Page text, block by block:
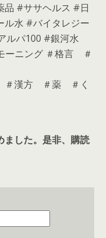
品 #ササヘルス #日
ル水 #バイタレジー
ルパ100 #銀河水
ニング ＃格言 ＃
漢方 ＃薬 ＃く
ました。是非、購読